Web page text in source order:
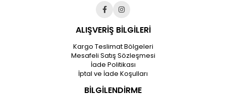
ALIŞVERİŞ BİLGİLERİ
Kargo Teslimat Bölgeleri
Mesafeli Satış Sözleşmesi
İade Politikası
İptal ve İade Koşulları
BİLGİLENDİRME